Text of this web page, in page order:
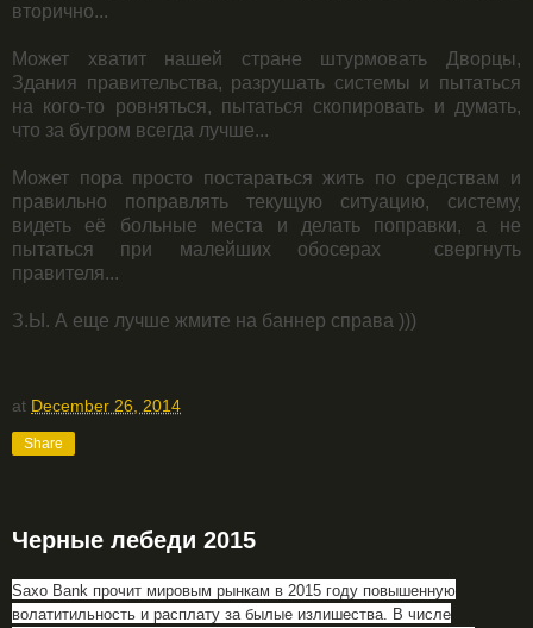
вторично...
Может хватит нашей стране штурмовать Дворцы,
Здания правительства, разрушать системы и пытаться
на кого-то ровняться, пытаться скопировать и думать,
что за бугром всегда лучше...
Может пора просто постараться жить по средствам и
правильно поправлять текущую ситуацию, систему,
видеть её больные места и делать поправки, а не
пытаться при малейших обосерах свергнуть
правителя...
З.Ы. А еще лучше жмите на баннер справа )))
at December 26, 2014
Share
Черные лебеди 2015
Saxo Bank прочит мировым рынкам в 2015 году повышенную
волатитильность и расплату за былые излишества. В числе